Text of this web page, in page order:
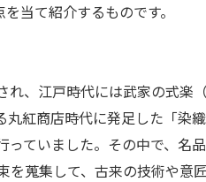
当て紹介するものです。
、江戸時代には武家の式楽
紅商店時代に発足した「染
ていました。その中で、名
蒐集して、古来の技術や意